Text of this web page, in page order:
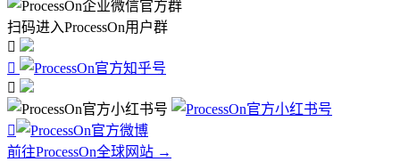
扫码进入ProcessOn用户群




前往ProcessOn全球网站 →